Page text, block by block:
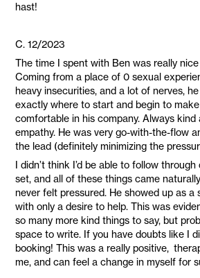
hast!
C. 12/2023
The time I spent with Ben was really
Coming from a place of 0 sexual
heavy insecurities, and a lot of nerves,
exactly where to start and begin to
comfortable in his company. Always kind
empathy. He was very go-with-the-flow
the lead (definitely minimizing the
I didn’t think I’d be able to follow
set, and all of these things came
never felt pressured. He showed up as a
with only a desire to help. This was
so many more kind things to say, but
space to write. If you have doubts like I
booking! This was a really positive,
me, and can feel a change in myself for